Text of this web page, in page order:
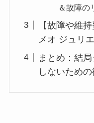
＆故障の
【故障や維
メオ ジュリ
まとめ：結
しないため